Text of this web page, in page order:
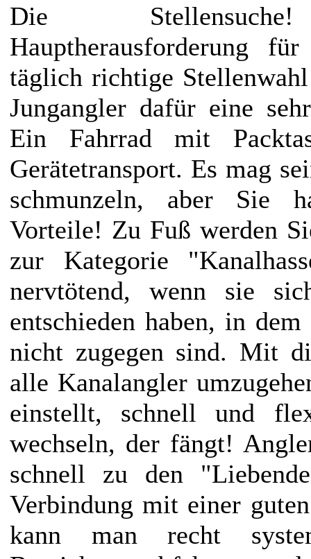
Die
Hauptherausforderung
täglich richtige
Jungangler dafür eine
Ein Fahrrad mit
Gerätetransport. Es mag
schmunzeln, aber Sie
Vorteile! Zu Fuß werden
zur Kategorie
nervtötend, wenn sie
entschieden haben, in
nicht zugegen sind. Mit
alle Kanalangler
einstellt, schnell und
wechseln, der fängt!
schnell zu den
Verbindung mit einer
kann man recht